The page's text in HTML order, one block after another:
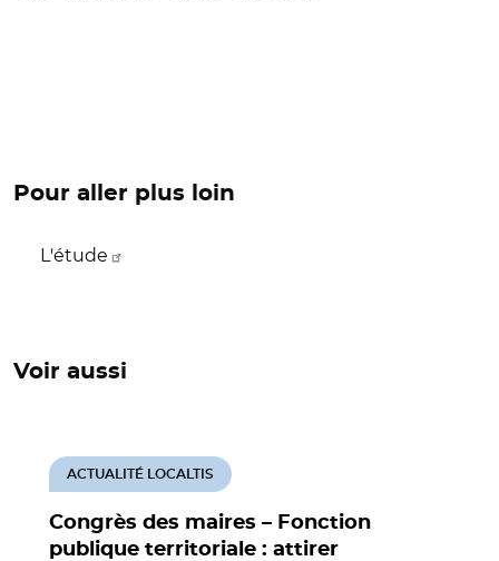
Pour aller plus loin
L'étude
Voir aussi
Congrès des maires – Fonction
publique territoriale : attirer
ACTUALITÉ LOCALTIS